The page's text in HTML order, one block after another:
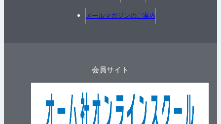
メールマガジンのご案内
会員サイト